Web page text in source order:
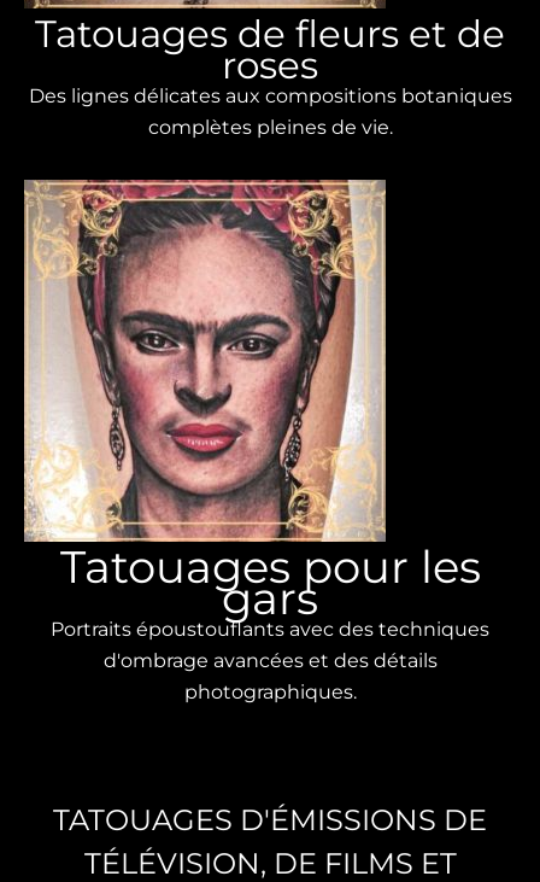
Tatouages ​​de fleurs et de
roses
Des lignes délicates aux compositions botaniques
complètes pleines de vie.
Tatouages ​​​​pour les
gars
Portraits époustouflants avec des techniques
d'ombrage avancées et des détails
photographiques.
TATOUAGES ​​D'ÉMISSIONS DE
TÉLÉVISION, DE FILMS ET